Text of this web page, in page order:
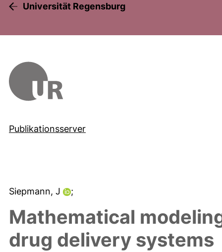
Universität Regensburg
Publikationsserver
Siepmann, J ;
Mathematical
drug delivery systems